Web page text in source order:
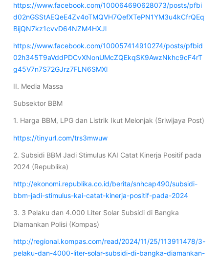
https://www.facebook.com/100064690628073/posts/pfbi
d02nGSStAEQeE4Zv4oTMQVH7QefXTePN1YM3u4kCfrQEq
BijQN7kz1cvvD64NZM4HXJl
https://www.facebook.com/100057414910274/posts/pfbid
02h345T9aVddPDCvXNonUMcZQEkqSK9AwzNkhc9cF4rT
g45V7n7S72GJrz7FLN6SMXl
II. Media Massa
Subsektor BBM
1. Harga BBM, LPG dan Listrik Ikut Melonjak (Sriwijaya Post)
https://tinyurl.com/trs3mwuw
2. Subsidi BBM Jadi Stimulus KAI Catat Kinerja Positif pada
2024 (Republika)
http://ekonomi.republika.co.id/berita/snhcap490/subsidi-
bbm-jadi-stimulus-kai-catat-kinerja-positif-pada-2024
3. 3 Pelaku dan 4.000 Liter Solar Subsidi di Bangka
Diamankan Polisi (Kompas)
http://regional.kompas.com/read/2024/11/25/113911478/3-
pelaku-dan-4000-liter-solar-subsidi-di-bangka-diamankan-